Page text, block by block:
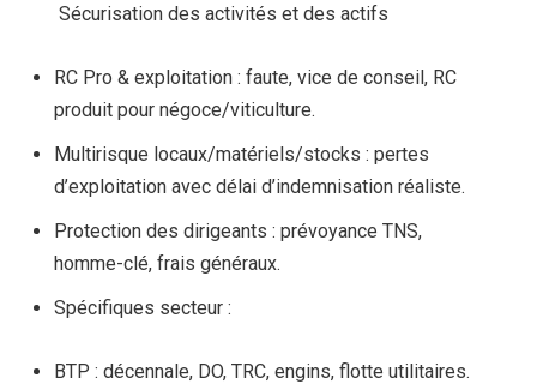
Sécurisation des activités et des actifs
RC Pro & exploitation : faute, vice de conseil, RC
produit pour négoce/viticulture.
Multirisque locaux/matériels/stocks : pertes
d’exploitation avec délai d’indemnisation réaliste.
Protection des dirigeants : prévoyance TNS,
homme-clé, frais généraux.
Spécifiques secteur :
BTP : décennale, DO, TRC, engins, flotte utilitaires.